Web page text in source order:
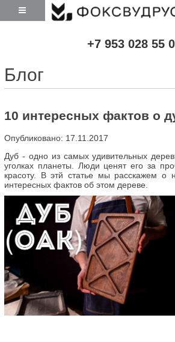
+7 953 028 55
Блог
10 интересных фактов о
Опубликовано: 17.11.2017
Дуб - одно из самых удивительных
уголках планеты. Люди ценят его за
красоту. В этй статье мы расскажем о
интересных фактов об этом дереве.